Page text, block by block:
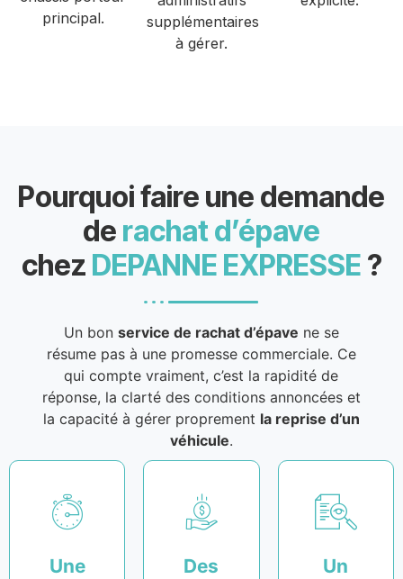
principal.
supplémentaires
à gérer.
Pourquoi faire une demande
de rachat d’épave
chez DEPANNE EXPRESSE ?
Un bon service de rachat d’épave ne se
résume pas à une promesse commerciale. Ce
qui compte vraiment, c’est la rapidité de
réponse, la clarté des conditions annoncées et
la capacité à gérer proprement la reprise d’un
véhicule.
Une
Des
Un